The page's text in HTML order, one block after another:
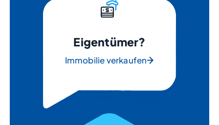
Eigentümer?
Immobilie verkaufen